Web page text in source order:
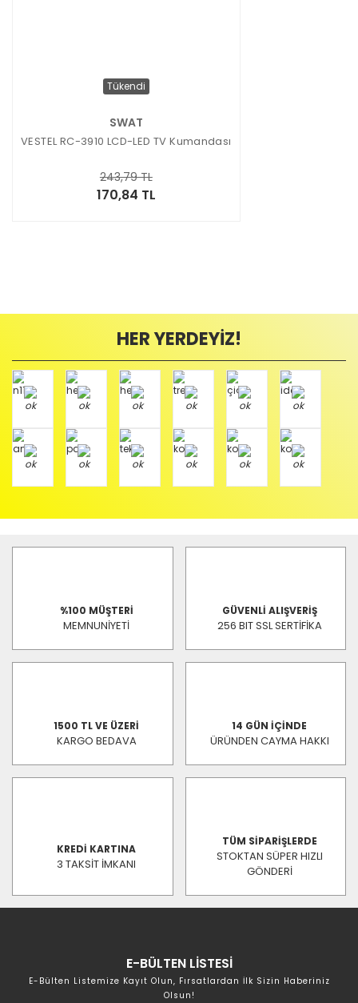
Tükendi
SWAT
VESTEL RC-3910 LCD-LED TV Kumandası
170,84 TL
243,79 TL
HER YERDEYİZ!
%100 MÜŞTERİ
MEMNUNİYETİ
GÜVENLİ ALIŞVERİŞ
256 BIT SSL SERTİFİKA
1500 TL VE ÜZERİ
KARGO BEDAVA
14 GÜN İÇİNDE
ÜRÜNDEN CAYMA HAKKI
KREDİ KARTINA
3 TAKSİT İMKANI
TÜM SİPARİŞLERDE
STOKTAN SÜPER HIZLI
GÖNDERİ
E-BÜLTEN LİSTESİ
E-Bülten Listemize Kayıt Olun, Fırsatlardan İlk Sizin Haberiniz
Olsun!